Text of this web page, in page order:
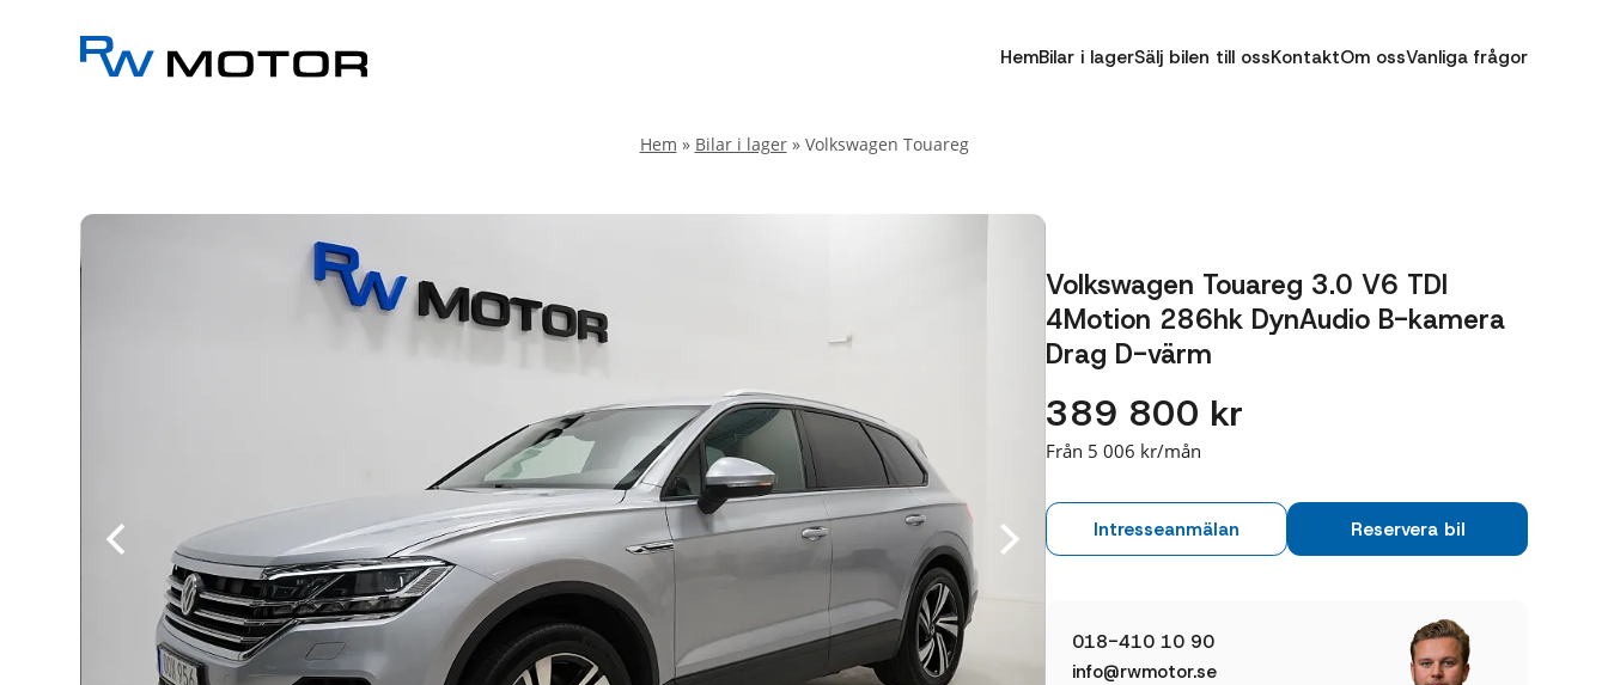
HemBilar i lagerSälj bilen till ossKontaktOm ossVanliga frågor
Hem » Bilar i lager» Volkswagen Touareg
Volkswagen Touareg 3.0 V6 TDI
4Motion 286hk DynAudio B-kamera
Drag D-värm
389 800 kr
Från 5 006 kr/mån
Intresseanmälan Reservera bil
018-410 10 90
info@rwmotor.se